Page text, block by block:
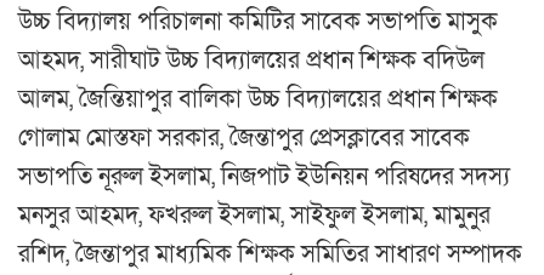
উচ্চ বিদ্যালয় পরিচালনা কমিটির সাবেক সভাপতি মাসুক
আহমদ, সারীঘাট উচ্চ বিদ্যালয়ের প্রধান শিক্ষক বদিউল
আলম, জৈন্তিয়াপুর বালিকা উচ্চ বিদ্যালয়ের প্রধান শিক্ষক
গোলাম মোস্তফা সরকার, জৈন্তাপুর প্রেসক্লাবের সাবেক
সভাপতি নূরুল ইসলাম, নিজপাট ইউনিয়ন পরিষদের সদস্য
মনসুর আহমদ, ফখরুল ইসলাম, সাইফুল ইসলাম, মামুনুর
রশিদ, জৈন্তাপুর মাধ্যমিক শিক্ষক সমিতির সাধারণ সম্পাদক